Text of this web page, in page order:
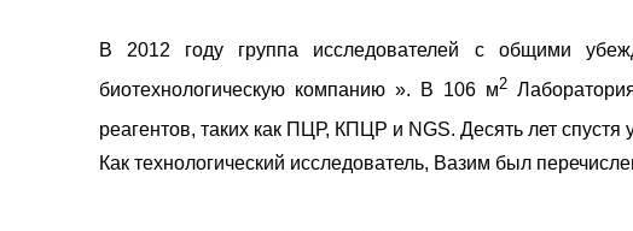
В 2012 году группа исследователей с общими
биотехнологическую компанию ». В 106 м2
реагентов, таких как ПЦР, КПЦР и NGS. Десять лет
Как технологический исследователь, Вазим был